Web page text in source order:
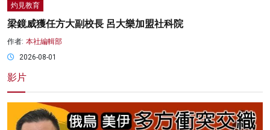
灼見教育
梁鏡威獲任方大副校長 呂大樂加盟社科院
作者: 本社編輯部
2026-08-01
影片